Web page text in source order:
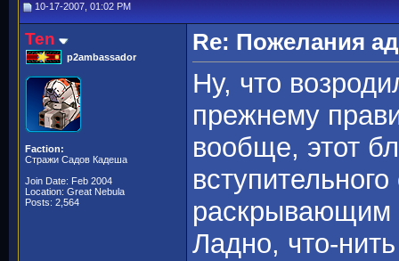
10-17-2007, 01:02 PM
Ten
p2ambassador
Faction:
Стражи Садов Кадеша
Join Date: Feb 2004
Location: Great Nebula
Posts: 2,564
Re: Пожелания
Ну, что
прежнему
вообще, этот
раскрывающим
Ладно, что-